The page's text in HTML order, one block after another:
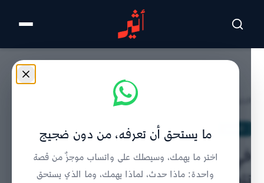
تخطى للمحتوى الرئيسي
في أقصى الشمال العُماني: كيف
ما يستحق أن تعرفه، من دون ضجيج
اختر ما يهمك، وسيصلك على واتساب موجزٌ من قصة
واحدة: ماذا حدث، لماذا يهمك، وما الذي يستحق